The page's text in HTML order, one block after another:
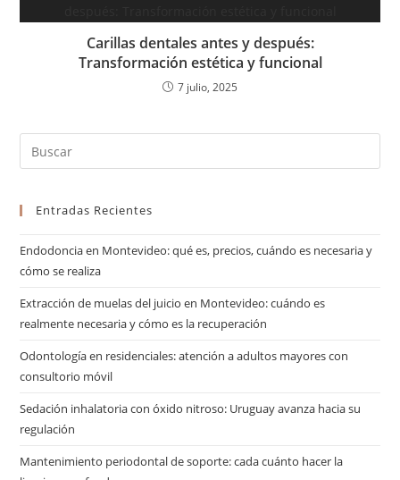
Carillas dentales antes y después:
Transformación estética y funcional
7 julio, 2025
Entradas Recientes
Endodoncia en Montevideo: qué es, precios, cuándo es necesaria y
cómo se realiza
Extracción de muelas del juicio en Montevideo: cuándo es
realmente necesaria y cómo es la recuperación
Odontología en residenciales: atención a adultos mayores con
consultorio móvil
Sedación inhalatoria con óxido nitroso: Uruguay avanza hacia su
regulación
Mantenimiento periodontal de soporte: cada cuánto hacer la